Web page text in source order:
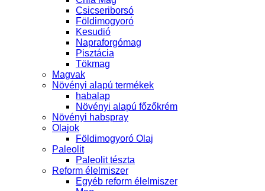
Csicseriborsó
Földimogyoró
Kesudió
Napraforgómag
Pisztácia
Tökmag
Magvak
Növényi alapú termékek
habalap
Növényi alapú főzőkrém
Növényi habspray
Olajok
Földimogyoró Olaj
Paleolit
Paleolit tészta
Reform élelmiszer
Egyéb reform élelmiszer